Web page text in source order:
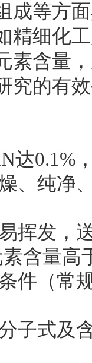
成等方
精细化
素含量
究的有
达0.1%
、纯净
挥发，
含量高
件（常
子式及